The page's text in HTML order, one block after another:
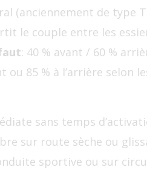
(anciennement de type
le couple entre les
: 40 % avant / 60 %
ou 85 % à l’arrière selon
sans temps
sur route sèche ou
sportive ou sur